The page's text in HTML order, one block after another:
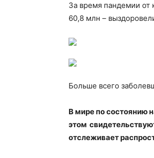
За время пандемии от
60,8 млн –
Больше всего
В мире по состоянию
этом
отслеживает